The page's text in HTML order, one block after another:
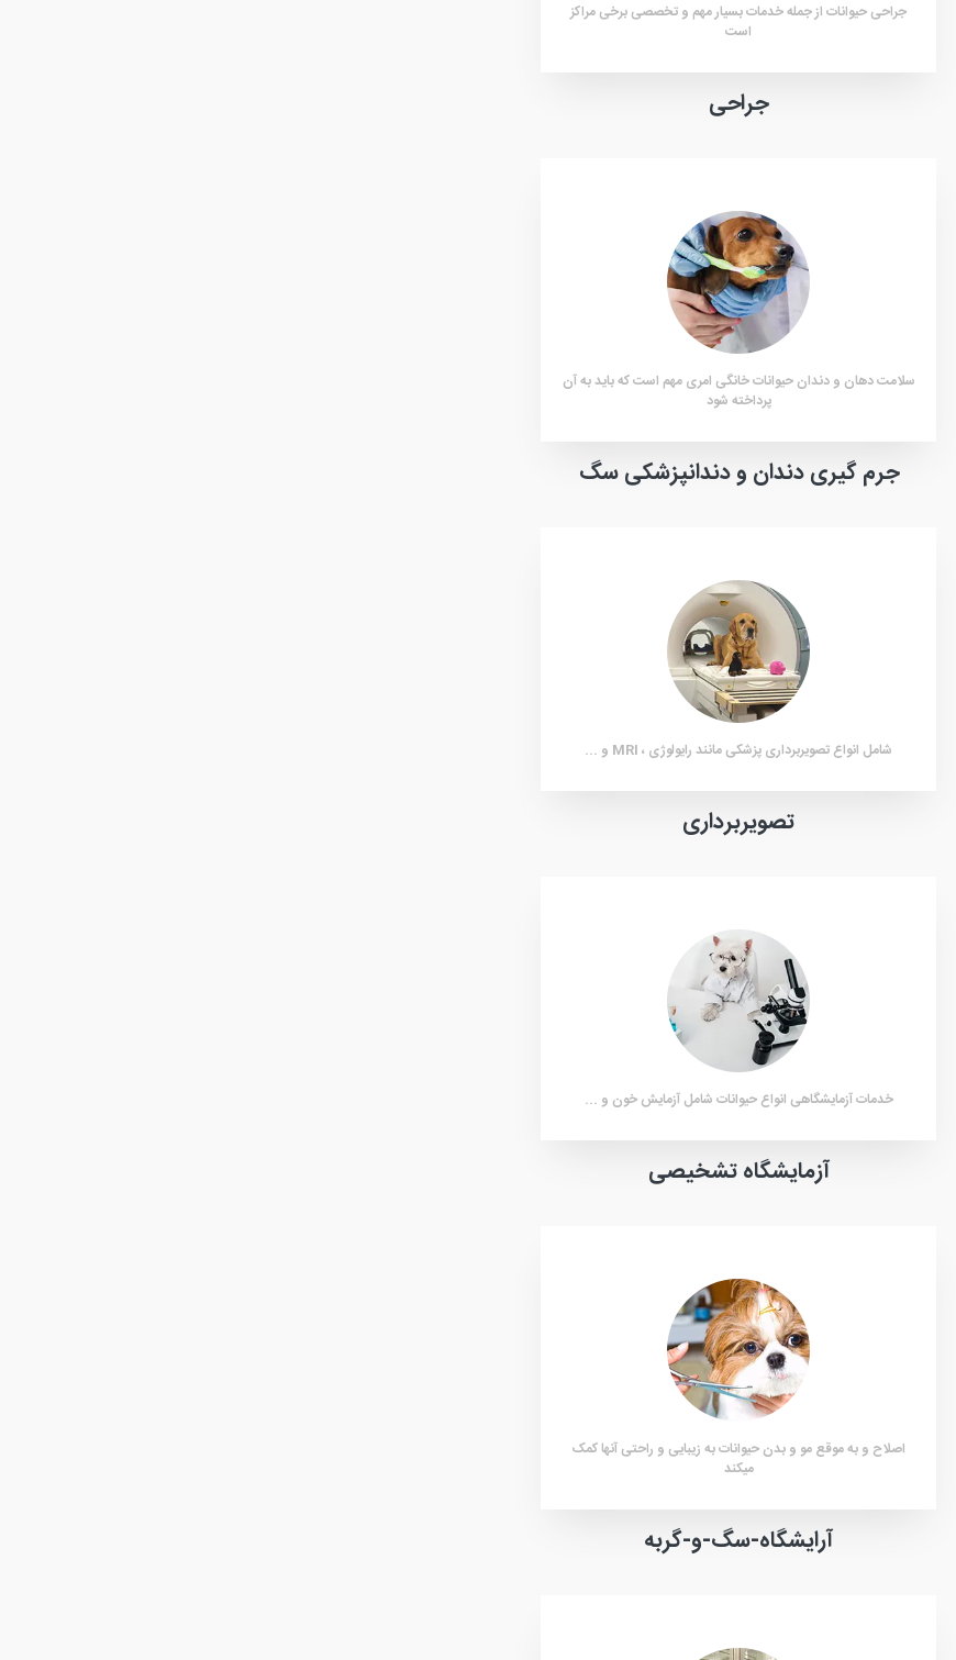
جراحی حیوانات از جمله خدمات بسیار مهم و تخصصی برخی مراکز
است
جراحی
سلامت دهان و دندان حیوانات خانگی امری مهم است که باید به آن
پرداخته شود
جرم گیری دندان و دندانپزشکی سگ
شامل انواع تصویربرداری پزشکی مانند رایولوژی ، MRI و ...
تصویربرداری
خدمات آزمایشگاهی انواع حیوانات شامل آزمایش خون و ...
آزمایشگاه تشخیصی
اصلاح و به موقع مو و بدن حیوانات به زیبایی و راحتی آنها کمک
میکند
آرایشگاه-سگ-و-گربه